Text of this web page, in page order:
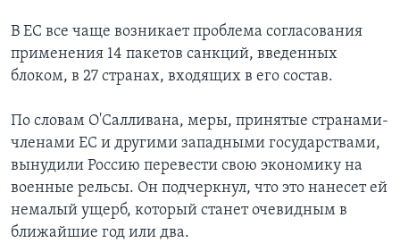
В ЕС все чаще возникает проблема согласования
применения 14 пакетов санкций, введенных
блоком, в 27 странах, входящих в его состав.
По словам О'Салливана, меры, принятые странами-
членами ЕС и другими западными государствами,
вынудили Россию перевести свою экономику на
военные рельсы. Он подчеркнул, что это нанесет ей
немалый ущерб, который станет очевидным в
ближайшие год или два.